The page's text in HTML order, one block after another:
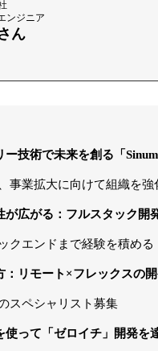
ンジニア
ん
技術で未来を創る「
事業拡大に向けて組織を強
が広がる：フルスタック開
クエンドまで経験を積める
：リモート×フレックスの
スペシャリスト募集
使って「ゼロイチ」開発を